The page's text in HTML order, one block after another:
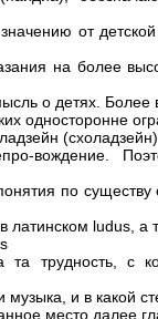
от
на более
о детях.
односторонне
вождение.
по
латинском ludus, а
та трудность, с
музыка, и в какой
место далее